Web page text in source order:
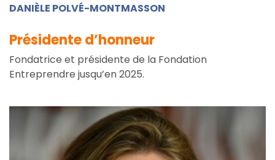
DANIÈLE POLVÉ-MONTMASSON
Présidente d’honneur
Fondatrice et présidente de la Fondation
Entreprendre jusqu’en 2025.